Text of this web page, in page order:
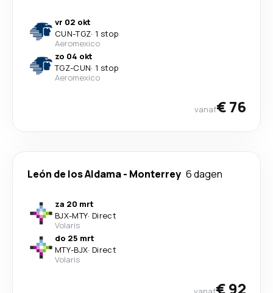
vr 02 okt
CUN-TGZ· 1 stop
Aeromexico
zo 04 okt
TGZ-CUN· 1 stop
Aeromexico
vanaf€ 76
León de los Aldama- Monterrey 6 dagen
za 20 mrt
BJX-MTY· Direct
Volaris
do 25 mrt
MTY-BJX· Direct
Volaris
€ 92